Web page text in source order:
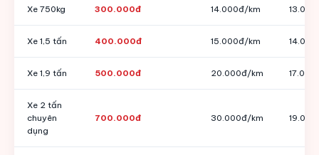
Xe 750kg 300.000đ 14.000đ/km
Xe 1,5 tấn 400.000đ 15.000đ/km
Xe 1,9 tấn 500.000đ 20.000đ/km
Xe 2 tấn
chuyên
dụng
700.000đ 30.000đ/km